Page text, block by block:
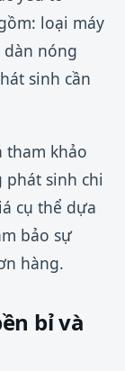
loại máy
nóng
sinh cần
tham khảo
sinh chi
cụ thể dựa
bảo sự
hàng.
bỉ và